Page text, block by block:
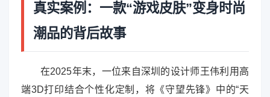
真实案例：一款“游戏皮肤”变身时尚
潮品的背后故事
在2025年末，一位来自深圳的设计师王伟利用高
端3D打印结合个性化定制，将《守望先锋》中的“天